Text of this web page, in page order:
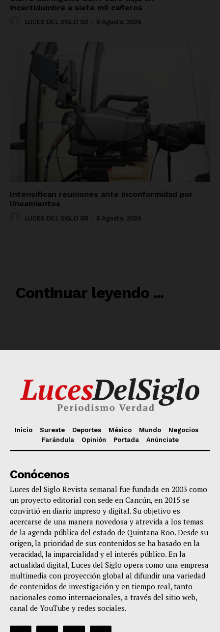
Inicio Sureste Deportes México Mundo
Negocios
Farándula
Opinión Portada Anúnciate
Conócenos
Luces del Siglo Revista semanal fue fundada en 2003 como
un proyecto editorial con sede en Cancún, en 2015 se
convirtió en diario impreso y digital. Su objetivo es
acercarse de una manera novedosa y atrevida a los temas
de la agenda pública del estado de Quintana Roo. Desde su
origen, la prioridad de sus contenidos se ha basado en la
veracidad, la imparcialidad y el interés público. En la
actualidad digital, Luces del Siglo opera como una empresa
multimedia con proyección global al difundir una variedad
de contenidos de investigación y en tiempo real, tanto
nacionales como internacionales, a través del sitio web,
canal de YouTube y redes sociales.